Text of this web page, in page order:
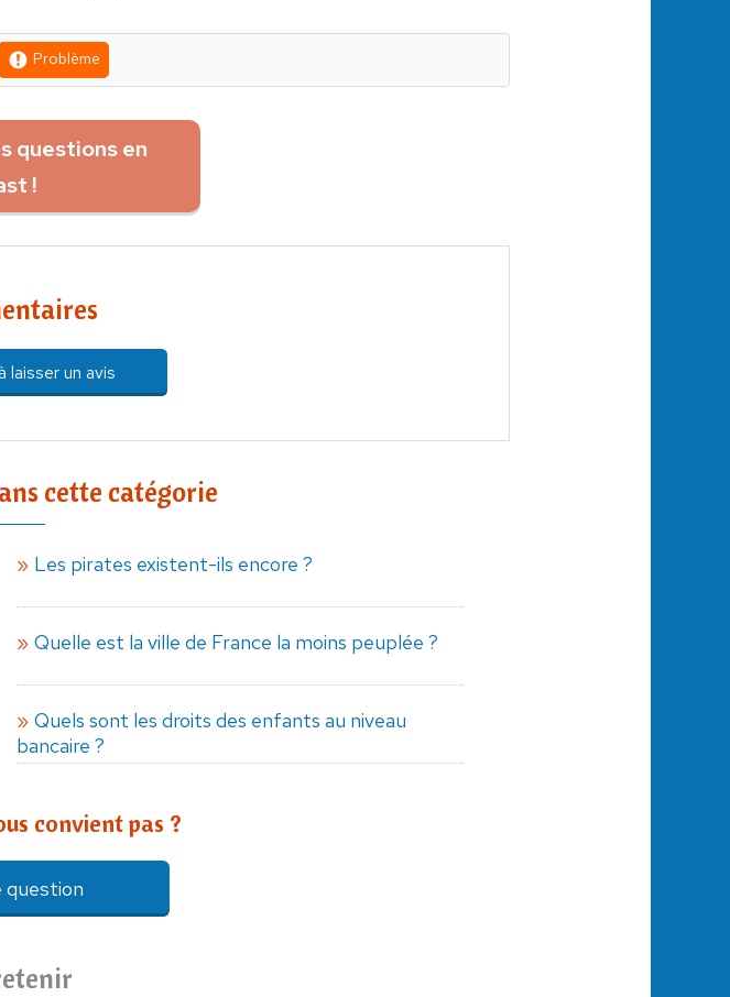
Problème
questions en
!
laisser un avis
cette catégorie
Les pirates existent-ils encore ?
Quelle est la ville de France la moins peuplée ?
Quels sont les droits des enfants au niveau
bancaire ?
convient pas ?
question